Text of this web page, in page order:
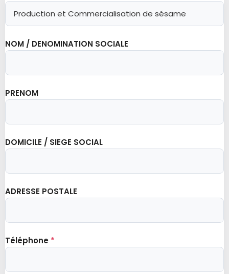
NOM / DENOMINATION SOCIALE
PRENOM
DOMICILE / SIEGE SOCIAL
ADRESSE POSTALE
Téléphone *